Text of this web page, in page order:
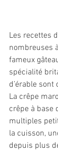
Les recettes
nombreuses
fameux
spécialité
d’érable
La crêpe
crêpe à base
multiples
la cuisson,
depuis plus